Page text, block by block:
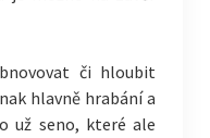
či hloubit
hlavně hrabání a
už seno, které ale